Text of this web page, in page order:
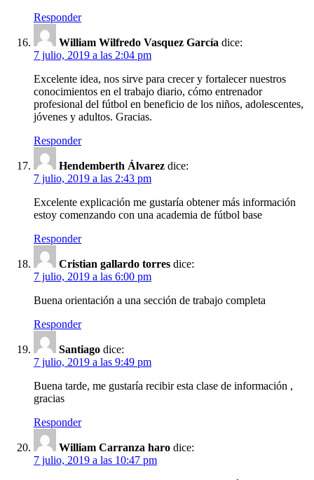
Responder
William Wilfredo Vasquez García dice:
7 julio, 2019 a las 2:04 pm
Excelente idea, nos sirve para crecer y fortalecer nuestros
conocimientos en el trabajo diario, cómo entrenador
profesional del fútbol en beneficio de los niños, adolescentes,
jóvenes y adultos. Gracias.
Responder
Hendemberth Álvarez dice:
7 julio, 2019 a las 2:43 pm
Excelente explicación me gustaría obtener más información
estoy comenzando con una academia de fútbol base
Responder
Cristian gallardo torres dice:
7 julio, 2019 a las 6:00 pm
Buena orientación a una sección de trabajo completa
Responder
Santiago dice:
7 julio, 2019 a las 9:49 pm
Buena tarde, me gustaría recibir esta clase de información ,
gracias
Responder
William Carranza haro dice:
7 julio, 2019 a las 10:47 pm